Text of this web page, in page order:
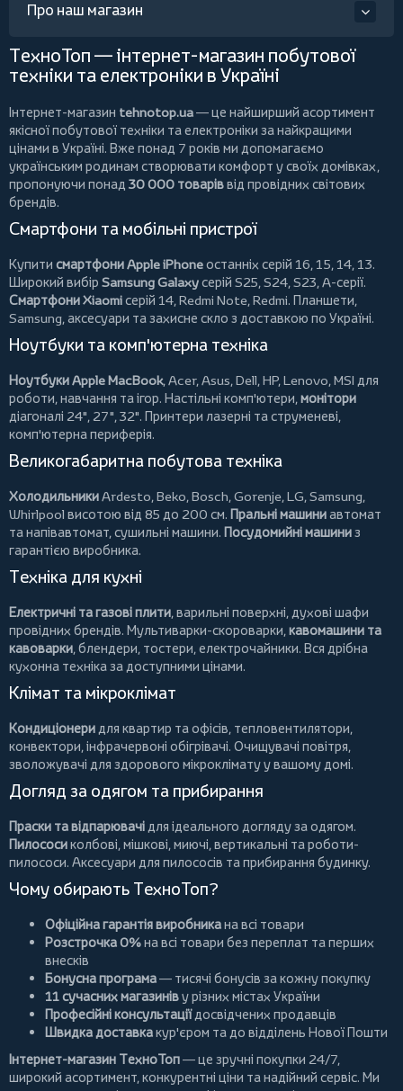
Про наш магазин
ТехноТоп — інтернет-магазин побутової
техніки та електроніки в Україні
Інтернет-магазин tehnotop.ua— це найширший асортимент
якісної побутової техніки та електроніки за найкращими
цінами в Україні. Вже понад 7 років ми допомагаємо
українським родинам створювати комфорт у своїх домівках,
пропонуючи понад 30 000 товаріввід провідних світових
брендів.
Смартфони та мобільні пристрої
Купити смартфони Apple iPhoneостанніх серій 16, 15, 14, 13.
Широкий вибір Samsung Galaxyсерій S25, S24, S23, A-серії.
Смартфони Xiaomiсерій 14, Redmi Note, Redmi. Планшети,
Samsung, аксесуари тазахисне скло з доставкою по Україні.
Ноутбуки та комп'ютерна техніка
Ноутбуки Apple MacBook,Acer,Asus,Dell,HP,Lenovo,MSI для
роботи, навчання та ігор. Настільні комп'ютери,монітори
діагоналі 24", 27", 32". Принтери лазерні та струменеві,
комп'ютерна периферія.
Великогабаритна побутова техніка
ХолодильникиArdesto,Beko,Bosch,Gorenje,LG,Samsung,
Whirlpool висотою від 85 до 200 см. Пральні машиниавтомат
та напівавтомат,сушильні машини. Посудомийні машиниз
гарантією виробника.
Техніка для кухні
Електричні та газові плити, варильні поверхні, духові шафи
провідних брендів. Мультиварки-скороварки,кавомашини та
кавоварки,блендери, тостери,електрочайники. Вся дрібна
кухонна техніка за доступними цінами.
Клімат та мікроклімат
Кондиціонеридля квартир та офісів, тепловентилятори,
конвектори,інфрачервоні обігрівачі. Очищувачі повітря,
зволожувачі для здорового мікроклімату у вашому домі.
Догляд за одягом та прибирання
Праски та відпарювачідля ідеального догляду за одягом.
Пилососиколбові,мішкові,миючі,вертикальні тароботи-
пилососи. Аксесуари для пилососів та прибирання будинку.
Чому обирають ТехноТоп?
Офіційна гарантія виробникана всі товари
Розстрочка 0%на всі товари без переплат та перших
внесків
Бонусна програма— тисячі бонусів за кожну покупку
11 сучасних магазиніву різних містах України
Професійні консультаціїдосвідчених продавців
Швидка доставкакур'єром та до відділень Нової Пошти
Інтернет-магазин ТехноТоп— це зручні покупки 24/7,
широкий асортимент, конкурентні ціни та надійний сервіс. Ми